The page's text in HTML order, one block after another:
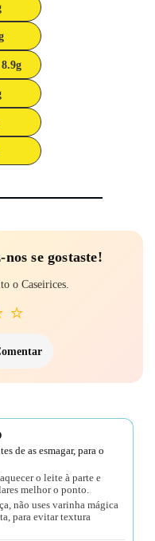
8.9g
se gostaste!
o Caseirices.
⭐
de as esmagar, para o
o leite à parte e
melhor o ponto.
não uses varinha mágica
para evitar textura